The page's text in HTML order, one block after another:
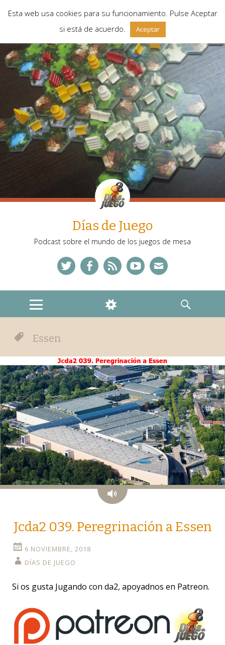
Días de Juego
Podcast sobre el mundo de los juegos de mesa
MENU
WIDGETS
SEARCH
Essen
Audio
Jcda2 039. Peregrinación a Essen
6 NOVIEMBRE, 2018
DÍAS DE JUEGO
Si os gusta Jugando con da2, apoyadnos en Patreon.
Esta web usa cookies para su funcionamiento. Pulse Aceptar
si está de acuerdo.
Aceptar